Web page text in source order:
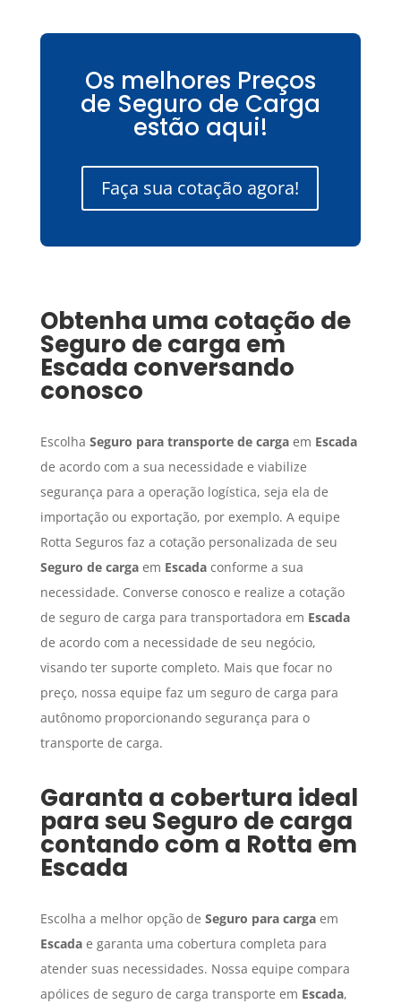
Os melhores Preços
de Seguro de Carga
estão aqui!
Faça sua cotação agora!
Obtenha uma cotação de
Seguro de carga em
Escada conversando
conosco
Escolha Seguro para transporte de cargaem Escada
de acordo com a sua necessidade e viabilize
segurança para a operação logística, seja ela de
importação ou exportação, por exemplo. A equipe
Rotta Seguros faz a cotação personalizada de seu
Seguro de cargaem Escadaconforme a sua
necessidade. Converse conosco e realize a cotação
de seguro de carga para transportadora em Escada
de acordo com a necessidade de seu negócio,
visando ter suporte completo. Mais que focar no
preço, nossa equipe faz um seguro de carga para
autônomo proporcionando segurança para o
transporte de carga.
Garanta a cobertura ideal
para seu Seguro de carga
contando com a Rotta em
Escada
Escolha a melhor opção de Seguro para cargaem
Escadae garanta uma cobertura completa para
atender suas necessidades. Nossa equipe compara
apólices de seguro de carga transporte em Escada,